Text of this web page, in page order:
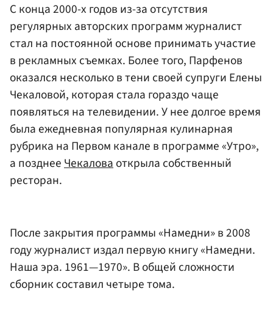
С конца 2000-х годов из-за отсутствия
регулярных авторских программ журналист
стал на постоянной основе принимать участие
в рекламных съемках. Более того, Парфенов
оказался несколько в тени своей супруги Елены
Чекаловой, которая стала гораздо чаще
появляться на телевидении. У нее долгое время
была ежедневная популярная кулинарная
рубрика на Первом канале в программе «Утро»,
а позднееЧекаловаоткрыла собственный
ресторан.
После закрытия программы «Намедни» в 2008
году журналист издал первую книгу «Намедни.
Наша эра. 1961—1970». В общей сложности
сборник составил четыре тома.